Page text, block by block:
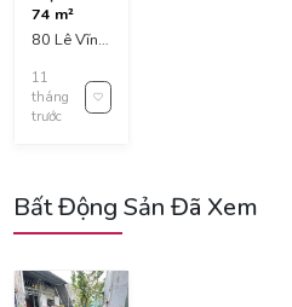
rong 2
trước
đống đa
74 m²
80 Lê Vĩnh
Cường,
Hòa Cường
Bắc, Hải
Nam
11
tháng
trước
Bất Động Sản Đã Xem